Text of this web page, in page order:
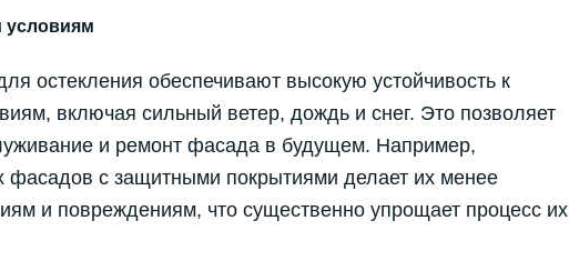
условиям
остекления обеспечивают высокую устойчивость к
включая сильный ветер, дождь и снег. Это позволяет
и ремонт фасада в будущем. Например,
фасадов с защитными покрытиями делает их менее
и повреждениям, что существенно упрощает процесс их